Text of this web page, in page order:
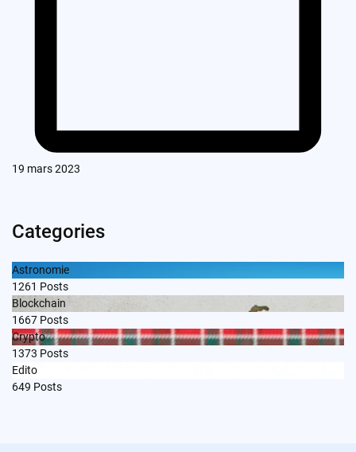
19 mars 2023
Categories
Astronomie
1261 Posts
Blockchain
1667 Posts
Crypto
1373 Posts
Edito
649 Posts